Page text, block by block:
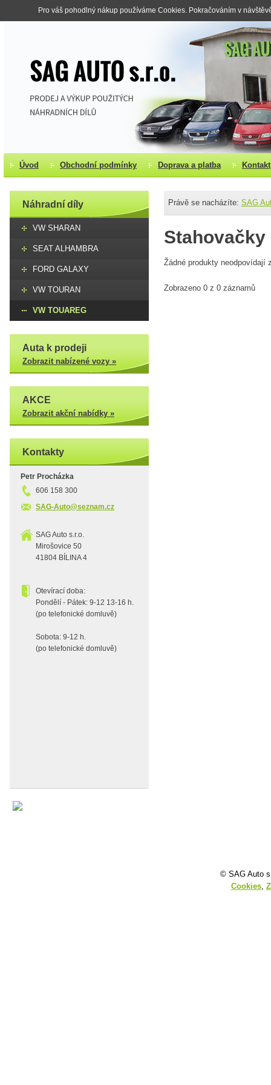
Pro váš pohodlný nákup používáme Cookies. Pokračováním v
Úvod Obchodní podmínky Doprava a platba Kontakt
Náhradní díly
VW SHARAN
SEAT ALHAMBRA
FORD GALAXY
VW TOURAN
VW TOUAREG
Auta k prodeji
Zobrazit nabízené vozy »
AKCE
Zobrazit akční nabídky »
Kontakty
Petr Procházka
606 158 300
SAG-Auto@seznam.cz
SAG Auto s.r.o.
Mirošovice 50
41804 BÍLINA 4
Otevírací doba:
Pondělí - Pátek: 9-12 13-16 h.
(po telefonické domluvě)
Sobota: 9-12 h.
(po telefonické domluvě)
Právě se nacházíte: SAG
Stahovačky
Žádné produkty neodpovídají
Zobrazeno 0 z 0 záznamů
© SAG Auto
Cookies,